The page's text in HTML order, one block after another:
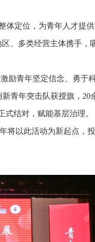
定位，为青年人才提
、多类经营主体携手，
励青年坚定信念、勇于
青年突击队获授旗，
结对，赋能基层治理。
将以此活动为新起点，